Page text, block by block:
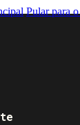
Pular para